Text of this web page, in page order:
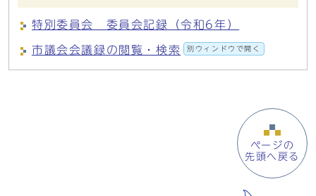
特別委員会 委員会記録（令和6年）
市議会会議録の閲覧・検索 別ウィンドウで開く
ページの
先頭へ戻る